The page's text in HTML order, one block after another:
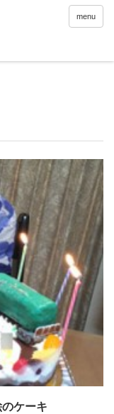
menu
ケーキ